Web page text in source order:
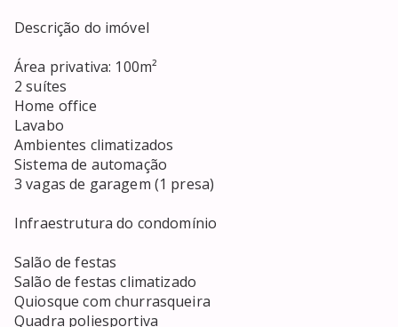
Descrição do imóvel
Área privativa: 100m²
2 suítes
Home office
Lavabo
Ambientes climatizados
Sistema de automação
3 vagas de garagem (1 presa)
Infraestrutura do condomínio
Salão de festas
Salão de festas climatizado
Quiosque com churrasqueira
Quadra poliesportiva